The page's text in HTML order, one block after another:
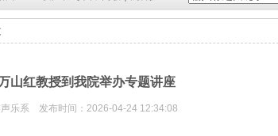
山红教授到我院举办专题讲座
乐系 发布时间： 2026-04-24 12:34:08